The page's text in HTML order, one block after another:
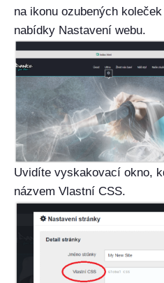
na ikonu ozubených
nabídky Nastavení webu.
Uvidíte vyskakovací okno,
názvem Vlastní CSS.